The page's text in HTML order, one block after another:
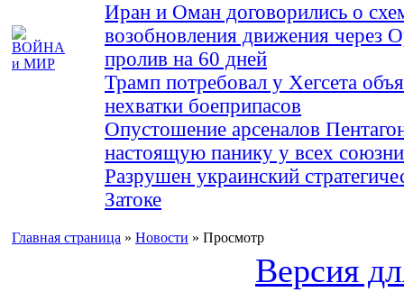
Иран и Оман договорились о
возобновления движения через
пролив на 60 дней
Трамп потребовал у Хегсета
нехватки боеприпасов
Опустошение арсеналов
настоящую панику у всех
Разрушен украинский
Затоке
Главная страница » Новости » Просмотр
Версия